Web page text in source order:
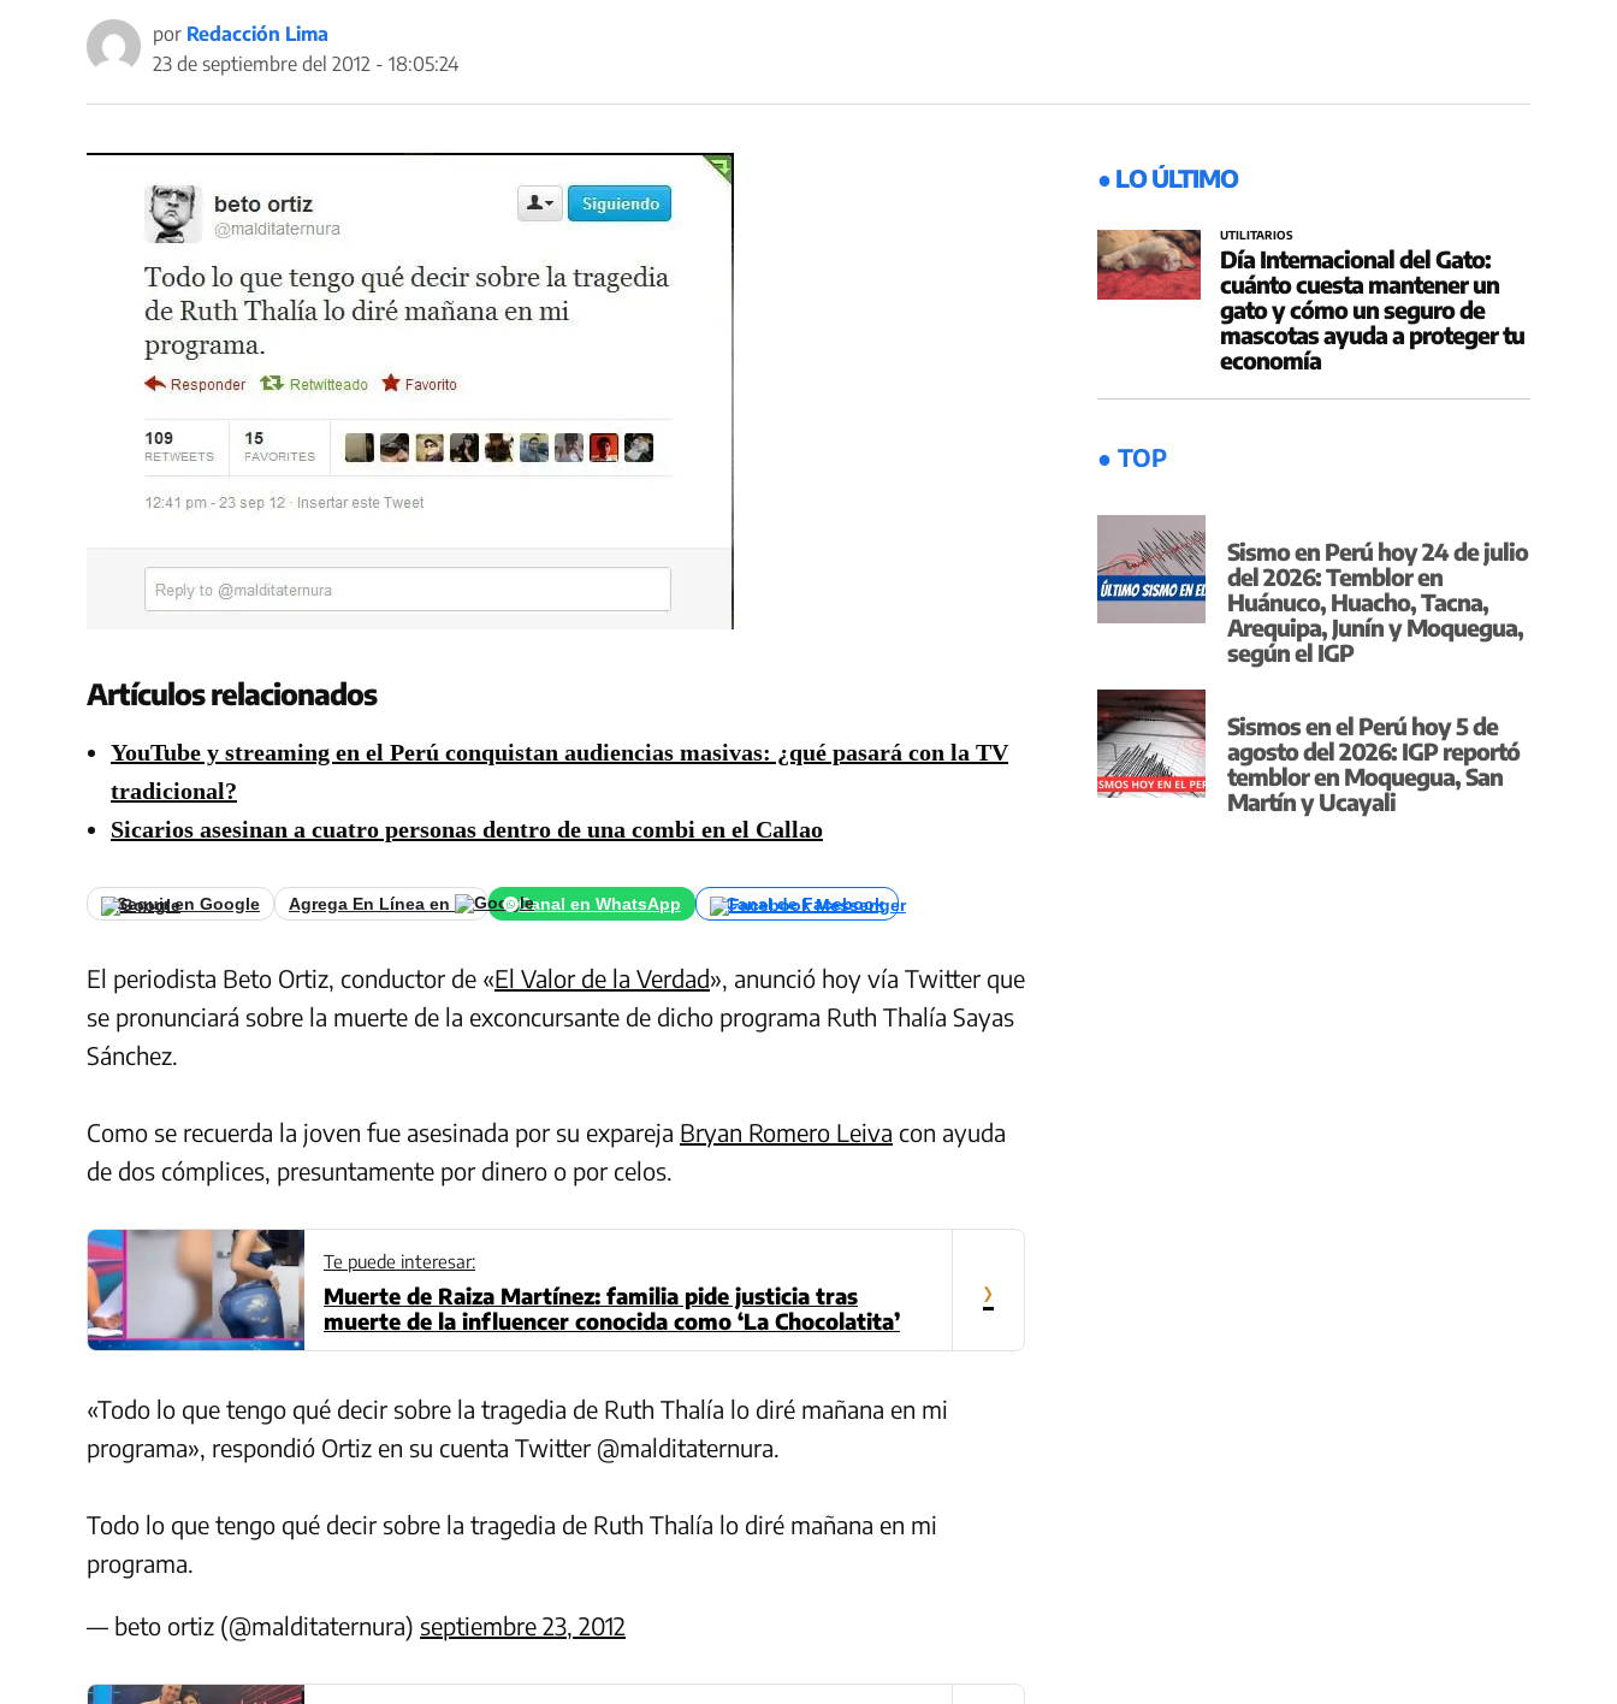
por Redacción Lima
23 de septiembre del 2012 - 18:05:24
Artículos relacionados
YouTube y streaming en el Perú conquistan audiencias masivas: ¿qué pasará con la TV
tradicional?
Sicarios asesinan a cuatro personas dentro de una combi en el Callao
Seguir en Google Agrega En Línea en Canal en WhatsApp Canal de Facebook
El periodista Beto Ortiz, conductor de «El Valor de la Verdad», anunció hoy vía Twitter que
se pronunciará sobre la muerte de la exconcursante de dicho programa Ruth Thalía Sayas
Sánchez.
Como se recuerda la joven fue asesinada por su expareja Bryan Romero Leiva con ayuda
de dos cómplices, presuntamente por dinero o por celos.
Te puede interesar:
Muerte de Raiza Martínez: familia pide justicia tras
muerte de la influencer conocida como ‘La Chocolatita’
›
«Todo lo que tengo qué decir sobre la tragedia de Ruth Thalía lo diré mañana en mi
programa», respondió Ortiz en su cuenta Twitter @malditaternura.
Todo lo que tengo qué decir sobre la tragedia de Ruth Thalía lo diré mañana en mi
programa.
— beto ortiz (@malditaternura) septiembre 23, 2012
● LO ÚLTIMO
UTILITARIOS
Día Internacional del Gato:
cuánto cuesta mantener un
gato y cómo un seguro de
mascotas ayuda a proteger tu
economía
● TOP
Sismo en Perú hoy 24 de julio
del 2026: Temblor en
Huánuco, Huacho, Tacna,
Arequipa, Junín y Moquegua,
según el IGP
Sismos en el Perú hoy 5 de
agosto del 2026: IGP reportó
temblor en Moquegua, San
Martín y Ucayali